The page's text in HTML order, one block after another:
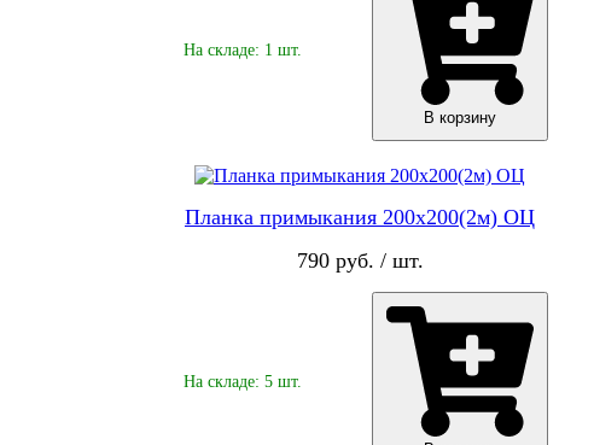
На складе: 1 шт.
В корзину
Планка примыкания 200х200(2м) ОЦ
790 руб. / шт.
На складе: 5 шт.